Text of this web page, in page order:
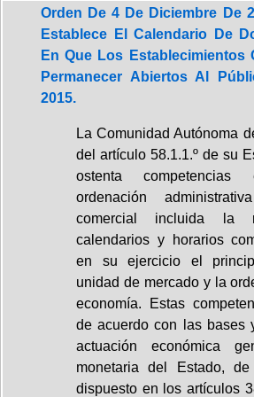
Orden De 4 De Diciembre De
Establece El Calendario De
En Que Los Establecimientos
Permanecer Abiertos Al
2015.
La Comunidad Autónoma
del artículo 58.1.1.º de su
ostenta
ordenación
comercial incluida la
calendarios y horarios
en su ejercicio el
unidad de mercado y la
economía. Estas
de acuerdo con las bases
actuación económica
monetaria del Estado,
dispuesto en los artículos